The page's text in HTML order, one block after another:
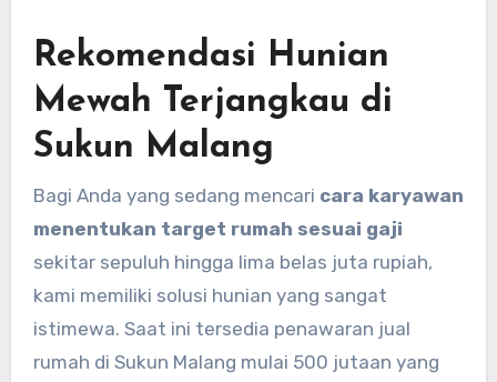
Rekomendasi Hunian
Mewah Terjangkau di
Sukun Malang
Bagi Anda yang sedang mencari cara karyawan
menentukan target rumah sesuai gaji
sekitar sepuluh hingga lima belas juta rupiah,
kami memiliki solusi hunian yang sangat
istimewa. Saat ini tersedia penawaran jual
rumah di Sukun Malang mulai 500 jutaan yang